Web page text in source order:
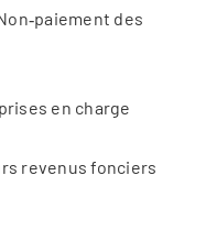
des
en charge
revenus fonciers